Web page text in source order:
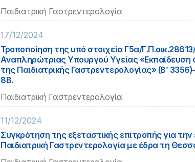
Παιδιατρική Γαστρεντερολογία
17/12/2024
Τροποποίηση της υπό στοιχεία Γ5α/
Αναπληρώτριας Υπουργού Υγείας «Εκπαίδευση
της Παιδιατρικής Γαστρεντερολογίας» (Β’
8Β.
Παιδιατρική Γαστρεντερολογία
11/12/2024
Συγκρότηση της εξεταστικής επιτροπής για την
Παιδιατρική Γαστρεντερολογία με έδρα τη